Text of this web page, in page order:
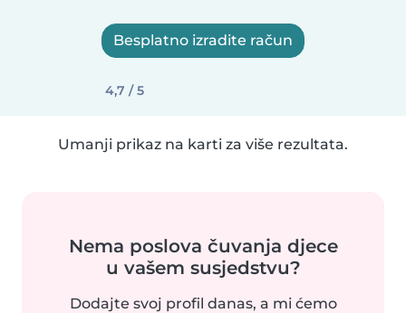
Besplatno izradite račun
4,7 / 5
Umanji prikaz na karti za više rezultata.
Nema poslova čuvanja djece
u vašem susjedstvu?
Dodajte svoj profil danas, a mi ćemo